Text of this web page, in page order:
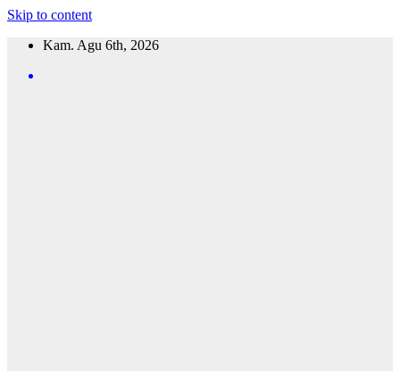
Skip to content
Kam. Agu 6th, 2026